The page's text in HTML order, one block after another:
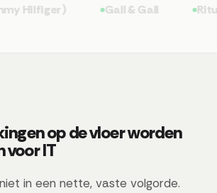
Gall & Gall Rituals
op de vloer worden
voor IT
in een nette, vaste volgorde.